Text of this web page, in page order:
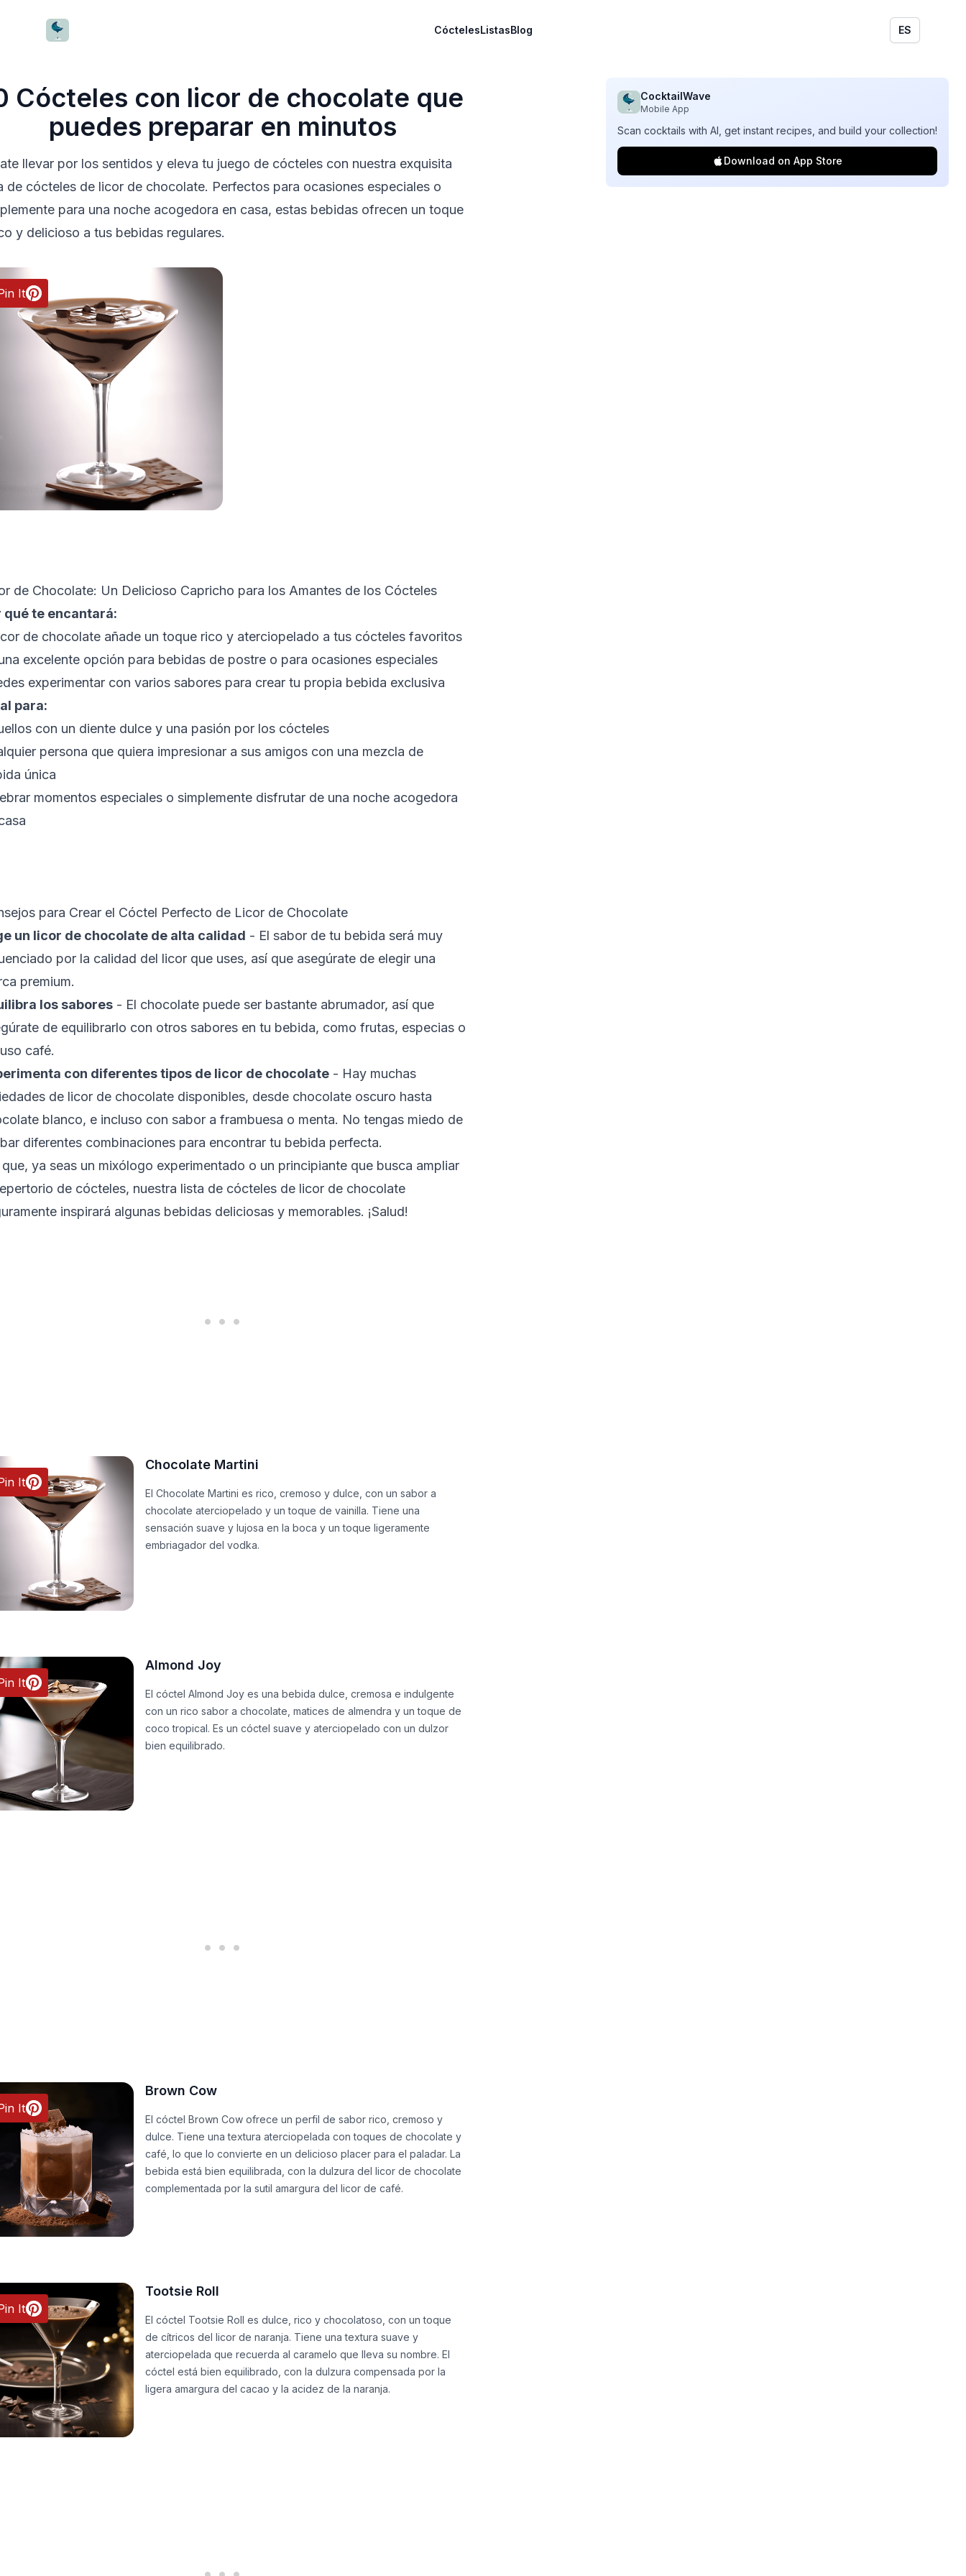
CocktailWave CóctelesListasBlog ES
Cócteles con licor de chocolate que
puedes preparar en minutos
llevar por los sentidos y eleva tu juego de cócteles con nuestra exquisita
de cócteles de licor de chocolate. Perfectos para ocasiones especiales o
para una noche acogedora en casa, estas bebidas ofrecen un toque
y delicioso a tus bebidas regulares.
It
de Chocolate: Un Delicioso Capricho para los Amantes de los Cócteles
qué te encantará:
de chocolate añade un toque rico y aterciopelado a tus cócteles favoritos
excelente opción para bebidas de postre o para ocasiones especiales
experimentar con varios sabores para crear tu propia bebida exclusiva
para:
con un diente dulce y una pasión por los cócteles
persona que quiera impresionar a sus amigos con una mezcla de
única
momentos especiales o simplemente disfrutar de una noche acogedora
para Crear el Cóctel Perfecto de Licor de Chocolate
un licor de chocolate de alta calidad - El sabor de tu bebida será muy
por la calidad del licor que uses, así que asegúrate de elegir una
premium.
los sabores- El chocolate puede ser bastante abrumador, así que
de equilibrarlo con otros sabores en tu bebida, como frutas, especias o
café.
con diferentes tipos de licor de chocolate- Hay muchas
de licor de chocolate disponibles, desde chocolate oscuro hasta
blanco, e incluso con sabor a frambuesa o menta. No tengas miedo de
diferentes combinaciones para encontrar tu bebida perfecta.
ya seas un mixólogo experimentado o un principiante que busca ampliar
de cócteles, nuestra lista de cócteles de licor de chocolate
inspirará algunas bebidas deliciosas y memorables. ¡Salud!
It
Chocolate Martini
El Chocolate Martini es rico, cremoso y dulce, con un sabor a
chocolate aterciopelado y un toque de vainilla. Tiene una
sensación suave y lujosa en la boca y un toque ligeramente
embriagador del vodka.
It
Almond Joy
El cóctel Almond Joy es una bebida dulce, cremosa e indulgente
con un rico sabor a chocolate, matices de almendra y un toque de
coco tropical. Es un cóctel suave y aterciopelado con un dulzor
bien equilibrado.
It
Brown Cow
El cóctel Brown Cow ofrece un perfil de sabor rico, cremoso y
dulce. Tiene una textura aterciopelada con toques de chocolate y
café, lo que lo convierte en un delicioso placer para el paladar. La
bebida está bien equilibrada, con la dulzura del licor de chocolate
complementada por la sutil amargura del licor de café.
It
Tootsie Roll
El cóctel Tootsie Roll es dulce, rico y chocolatoso, con un toque
de cítricos del licor de naranja. Tiene una textura suave y
aterciopelada que recuerda al caramelo que lleva su nombre. El
cóctel está bien equilibrado, con la dulzura compensada por la
ligera amargura del cacao y la acidez de la naranja.
CocktailWave
Mobile App
Scan cocktails with AI, get instant recipes, and build your collection!
Download on App Store